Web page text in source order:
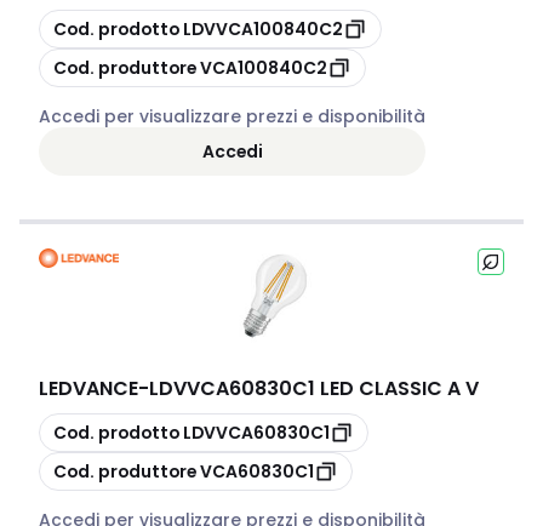
copia
Cod. prodotto LDVVCA100840C2
copia
Cod. produttoreVCA100840C2
Accedi per visualizzare prezzi e disponibilità
Accedi
LEDVANCE-LDVVCA60830C1 LED CLASSIC A V
copia
Cod. prodotto LDVVCA60830C1
copia
Cod. produttoreVCA60830C1
Accedi per visualizzare prezzi e disponibilità